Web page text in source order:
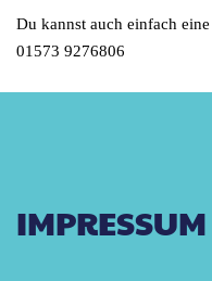
Du kannst auch einfach
01573 9276806
IMPRESSUM